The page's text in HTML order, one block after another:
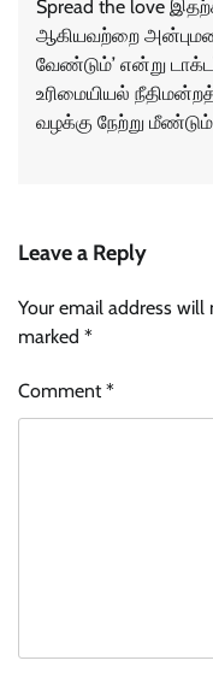
Spread the love
ஆகியவற்றை
வேண்டும்’ என்று
உரிமையியல்
வழக்கு நேற்று
Leave a Reply
Your email address will
marked *
Comment*